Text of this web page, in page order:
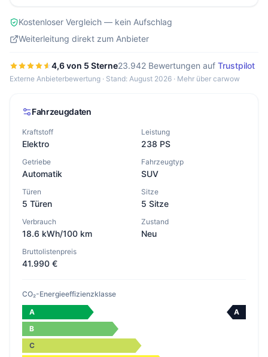
Kostenloser Vergleich — kein Aufschlag
Weiterleitung direkt zum Anbieter
4,6 von 5 Sterne23.942 Bewertungen auf Trustpilot
Externe Anbieterbewertung · Stand: August 2026 · Mehr über carwow
Fahrzeugdaten
Kraftstoff
Elektro
Leistung
238 PS
Getriebe
Automatik
Fahrzeugtyp
SUV
Türen
5 Türen
Sitze
5 Sitze
Verbrauch
18.6 kWh/100 km
Zustand
Neu
Bruttolistenpreis
41.990 €
CO₂-Energieeffizienzklasse
A
A
B
C